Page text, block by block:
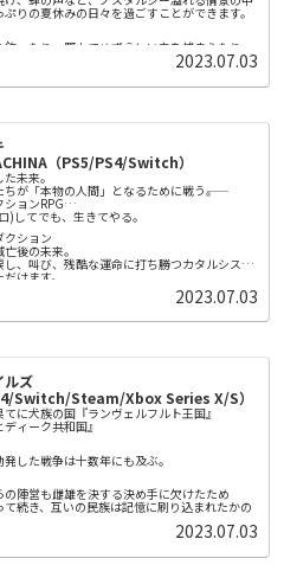
青ピクミン」は水中を泳ぐことができる…とい
いろいろな特徴があります。
れた「氷ピクミン」は、原生生物や水面を凍ら
きます。氷ピクミンに指示をすれば、凍らせた
る、危険な夜の探索に繰り出します。
ン」
に行動する宇宙犬の「オッチン」。オッチンだ
運んだり、背中に主人公とピクミンを乗せ
ることだってできます。また、探しているも
どって、その場所まで連れて行ってくれま
チンは、主人公の指示に従って働いてくれま
特徴を知り、ダンドリよく正しい指示を出せ
チも乗り越えられるでしょう。
を初めてプレイされる方へ
きに原生生物に食べられてしまったり、電気や
しまい、ピクミンを失ってしまうこともあるか
。そんな時は、少し前に時間を巻き戻し、何度
原生生物に狙いを定めて「エンゴ射撃」した
、2Pがサポートしつつ、ストーリーを進める
す。
りの夏休みの日々を過ごすことができます。
ったり、野山でめずらしい虫を捕まえたり、
しい遊びがたくさん！サーカスのお手伝いをす
で暮らす人々と交流するもよし。夏祭りでは花
夜を明るく彩ります。そして列車に乗れば隣町
りませんか？
時代へのノスタルジーをテーマにしたゲームを
きた綾部和による『なつもん！ ２０世紀の夏
Switch™に登場です。
2023.07.03
（PS5/PS4/Switch）
未来。
が「本物の人間」となるために戦う――。
ョンRPG
)してでも、生きてやる。
ション
後の未来。
し、叫び、残酷な運命に打ち勝つカタルシスを
けます。
の淵にたつ少女レーベン・ディステルは声を聞
ばれた。」
死。
ンは再び目を覚ます。
る機械の少女に迎えられて。
と呼ばれる構造体のなか。
械たちが人類再生のために
」を創造しようと稼働をつづけていた。
」になるための戦いに巻き込まれていく。
2023.07.03
ルズ
Switch/Steam/Xbox Series X/S）
に犬族の国『ランヴェルフルト王国』
ィーク共和国』
した戦争は十数年にも及ぶ。
の陣営も雌雄を決する決め手に欠けたため
て続き、互いの民族は記憶に刷り込まれたかの
2023.07.03